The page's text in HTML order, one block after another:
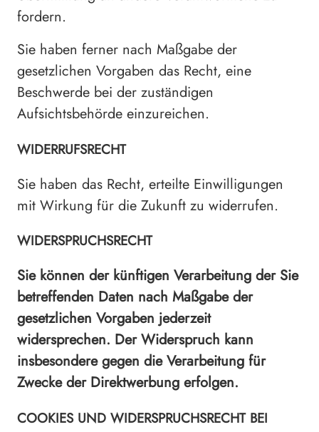
fordern.
Sie haben ferner nach Maßgabe der
gesetzlichen Vorgaben das Recht, eine
Beschwerde bei der zuständigen
Aufsichtsbehörde einzureichen.
WIDERRUFSRECHT
Sie haben das Recht, erteilte Einwilligungen
mit Wirkung für die Zukunft zu widerrufen.
WIDERSPRUCHSRECHT
Sie können der künftigen Verarbeitung der Sie
betreffenden Daten nach Maßgabe der
gesetzlichen Vorgaben jederzeit
widersprechen. Der Widerspruch kann
insbesondere gegen die Verarbeitung für
Zwecke der Direktwerbung erfolgen.
COOKIES UND WIDERSPRUCHSRECHT BEI